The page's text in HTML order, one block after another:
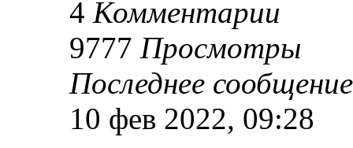
4 Комментарии
9777 Просмотры
Последнее
10 фев 2022, 09:28